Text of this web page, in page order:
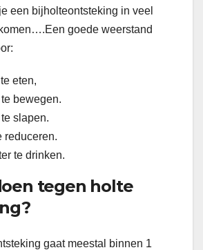
een bijholteontsteking in veel
goede weerstand
eten,
bewegen.
slapen.
reduceren.
te drinken.
tegen holte
gaat meestal binnen 1